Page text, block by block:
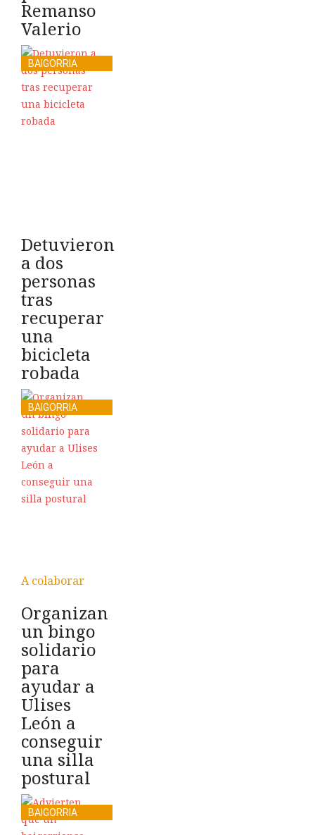
Remanso
Valerio
Detuvieron
a dos
personas
tras
recuperar
una
bicicleta
robada
BAIGORRIA
A colaborar
Organizan
un bingo
solidario
para
ayudar a
Ulises
León a
conseguir
una silla
postural
BAIGORRIA
BAIGORRIA